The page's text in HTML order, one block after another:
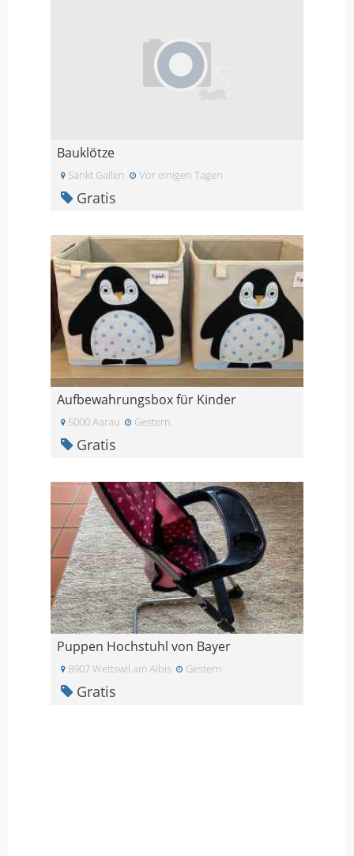
Bauklötze
Sankt Gallen Vor einigen Tagen
Gratis
Aufbewahrungsbox für Kinder
5000 Aarau Gestern
Gratis
Puppen Hochstuhl von Bayer
8907 Wettswil am Albis Gestern
Gratis